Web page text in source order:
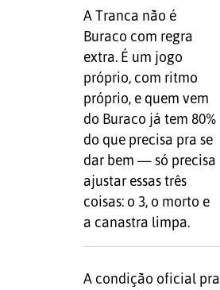
A Tranca não é
Buraco com regra
extra. É um jogo
próprio, com ritmo
próprio, e quem vem
do Buraco já tem 80%
do que precisa pra se
dar bem — só precisa
ajustar essas três
coisas: o 3, o morto e
a canastra limpa.
A condição oficial pra